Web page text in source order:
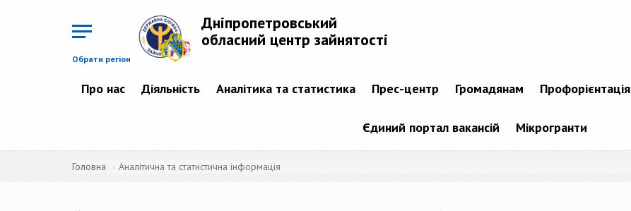
Обрати регіон
Дніпропетровський
обласний центр зайнятості
Про нас Діяльність Аналітика та статистика Прес-центр Громадянам Профорієнтація
Єдиний портал вакансій Мікрогранти
Головна Аналітична та статистична інформація